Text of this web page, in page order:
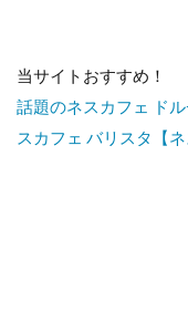
当サイトおすすめ！
話題のネスカフェ ド
スカフェ バリスタ【ネ